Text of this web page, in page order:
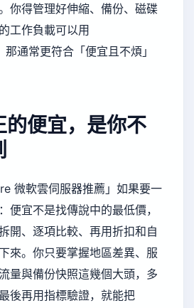
你得管理好伸縮、備份、磁碟
工作負載可以用
通常更符合「便宜且不煩」
的便宜，是你不
微軟雲伺服器推薦」如果要一
便宜不是找傳說中的最低價，
開、逐項比較、再用折扣和自
來。你只要掌握地區差異、服
量與備份快照這幾個大頭，多
後再用指標驗證，就能把